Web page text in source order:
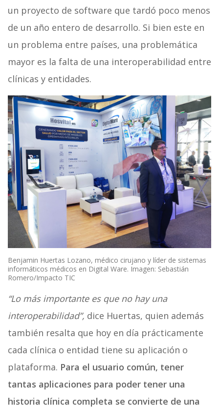
un proyecto de software que tardó poco menos
de un año entero de desarrollo. Si bien este en
un problema entre países, una problemática
mayor es la falta de una interoperabilidad entre
clínicas y entidades.
Benjamin Huertas Lozano, médico cirujano y líder de sistemas
informáticos médicos en Digital Ware. Imagen: Sebastián
Romero/Impacto TIC
“Lo más importante es que no hay una
interoperabilidad”, dice Huertas, quien además
también resalta que hoy en día prácticamente
cada clínica o entidad tiene su aplicación o
plataforma. Para el usuario común, tener
tantas aplicaciones para poder tener una
historia clínica completa se convierte de una